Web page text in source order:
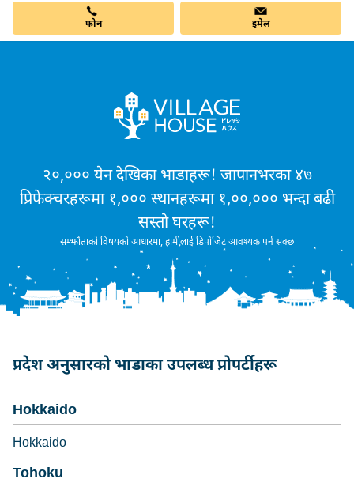
फोन इमेल
२०,००० येन देखिका भाडाहरू! जापानभरका ४७
प्रिफेक्चरहरूमा १,००० स्थानहरूमा १,००,००० भन्दा बढी
सस्तो घरहरू!
सम्झौताको विषयको आधारमा, हामीलाई डिपोजिट आवश्यक पर्न सक्छ
प्रदेश अनुसारको भाडाका उपलब्ध प्रोपर्टीहरू
Hokkaido
Hokkaido
Tohoku